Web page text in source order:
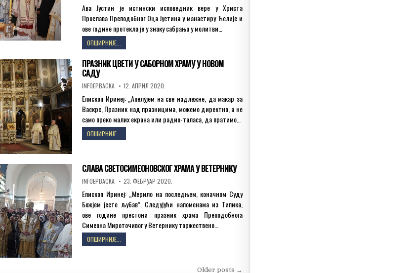
НОВОМ
САДУ
Ава Јустин је истински исповедник вере у Христа
Прослава Преподобног Оца Јустина у манастиру Ћелије и
ове године протекла је у знаку сабрања у молитви…
ОПШИРНИЈЕ...
СВЕТКОВИНА
У
МАНАСТИРУ
ПРАЗНИК ЦВЕТИ У САБОРНОМ ХРАМУ У НОВОМ
САДУ
AUTHOR:
INFOEPBACKA PUBLISHED
DATE:
12. АПРИЛ 2020.
Епископ Иринеј: „Апелујем на све надлежне, да макар за
Васкрс, Празник над празницима, можемо директно, а не
само преко малих екрана или радио-таласа, да пратимо…
ОПШИРНИЈЕ...
ЦВЕТИ
ХРАМУ
НОВОМ
САДУ
СЛАВА СВЕТОСИМЕОНОВСКОГ ХРАМА У ВЕТЕРНИКУ
AUTHOR:
INFOEPBACKA PUBLISHED
DATE:
23. ФЕБРУАР 2020.
Епископ Иринеј: „Мерило на последњем, коначном Суду
Божјем јесте љубавˮ. Следујући напоменама из Типика,
ове године престони празник храма Преподобнога
Симеона Мироточивог у Ветернику торжествено…
ОПШИРНИЈЕ...
СВЕТОСИМЕОНОВСКОГ
Older posts →